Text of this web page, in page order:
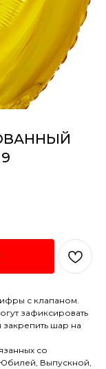
с клапаном.
зафиксировать
шар на
со
Выпускной,